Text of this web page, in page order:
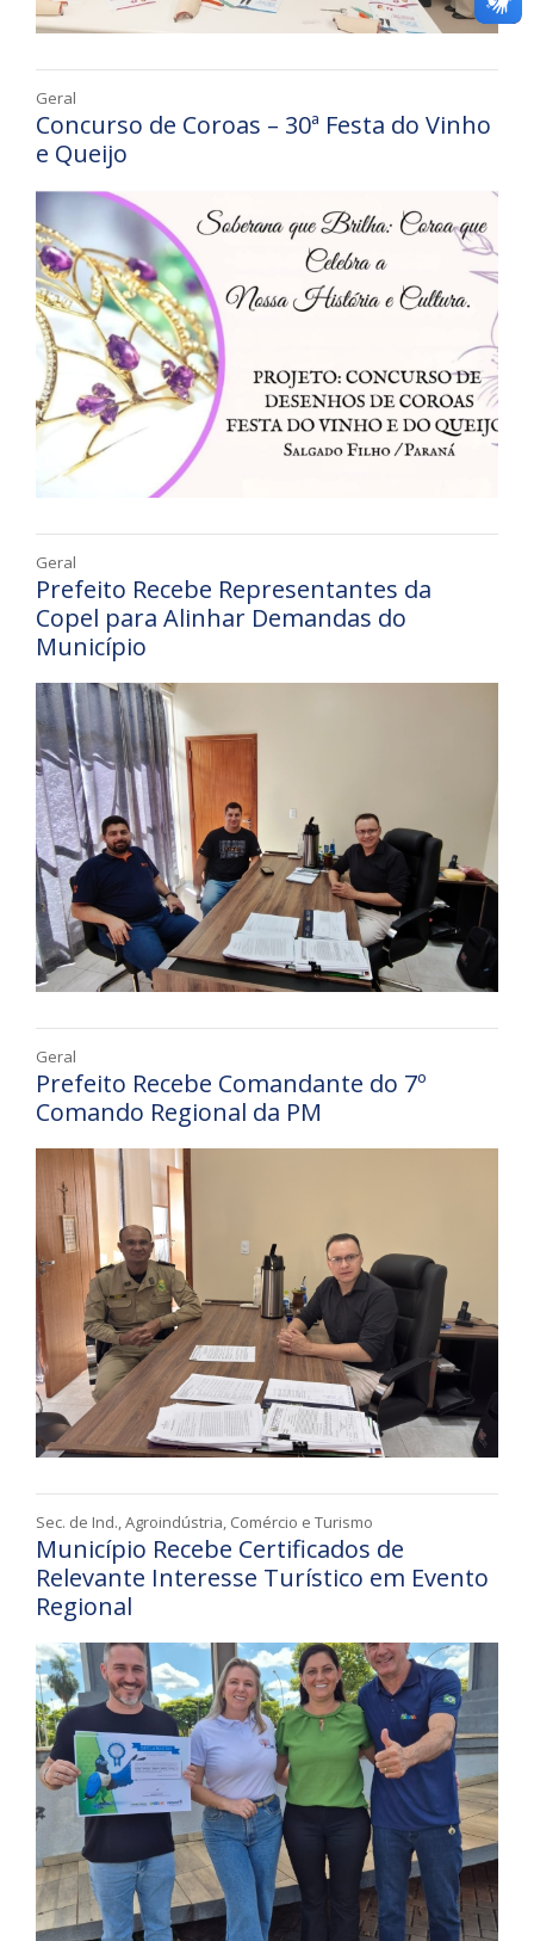
Geral
Concurso de Coroas – 30ª Festa do Vinho
e Queijo
Geral
Prefeito Recebe Representantes da
Copel para Alinhar Demandas do
Município
Geral
Prefeito Recebe Comandante do 7º
Comando Regional da PM
Sec. de Ind., Agroindústria, Comércio e Turismo
Município Recebe Certificados de
Relevante Interesse Turístico em Evento
Regional